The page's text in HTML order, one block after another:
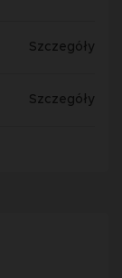
Szczegóły
Szczegóły